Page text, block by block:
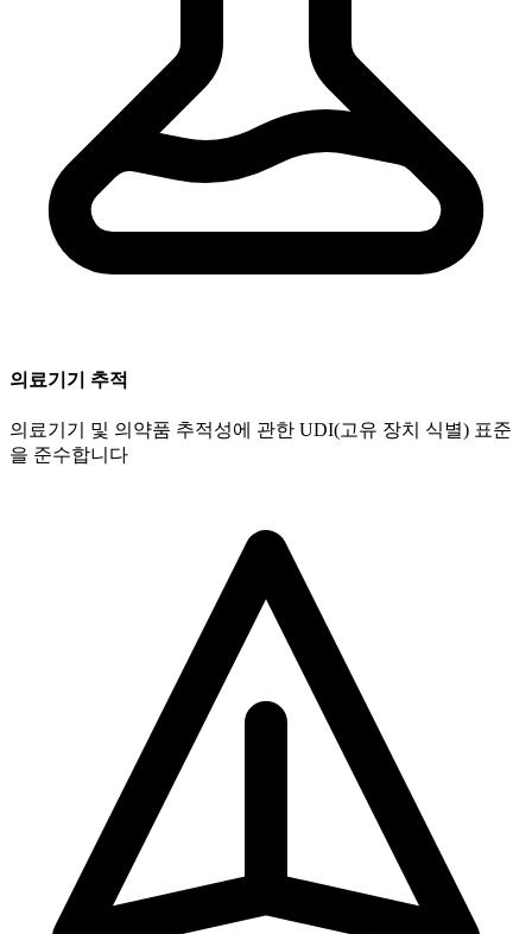
의료기기 추적
의료기기 및 의약품 추적성에 관한 UDI(고유 장치 식별) 표준
을 준수합니다